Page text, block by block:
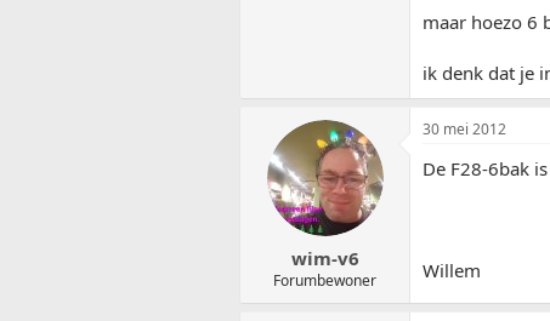
maar hoezo 6
ik denk dat je
wim-v6
Forumbewoner
30 mei 2012
De F28-6bak
Willem